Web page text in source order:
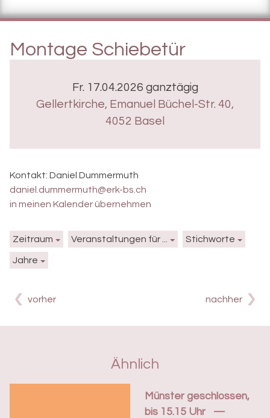
Montage Schiebetür
Fr. 17.04.2026 ganztägig
Gellertkirche, Emanuel Büchel-Str. 40,
4052 Basel
Kontakt: Daniel Dummermuth
daniel.dummermuth@erk-bs.ch
in meinen Kalender übernehmen
Zeitraum Veranstaltungen für ... Stichworte
Jahre
vorher nachher
Ähnlich
Münster geschlossen,
bis 15.15 Uhr